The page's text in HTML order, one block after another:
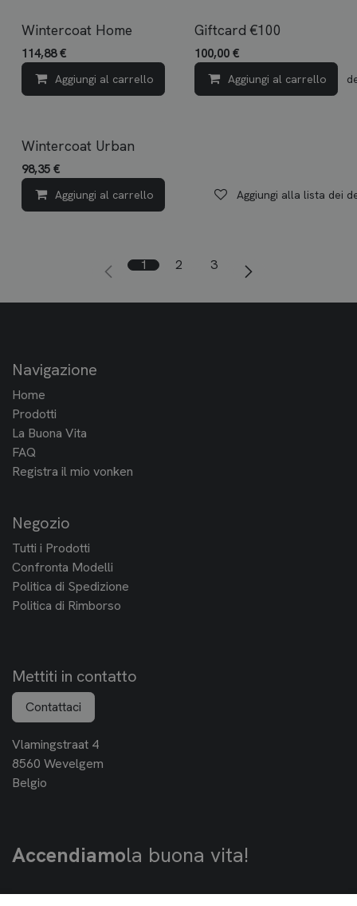
Wintercoat Home
114,88€
Aggiungi al carrello Aggiungi alla lista dei
Giftcard €100
100,00€
Aggiungi al carrello
Wintercoat Urban
98,35 €
Aggiungi al carrello Aggiungi alla lista dei
1 2 3
Navigazione
Home
Prodotti
La Buona Vita
FAQ
Registra il mio vonken
Negozio
Tutti i Prodotti
Confronta Modelli
Politica di Spedizione
Politica di Rimborso
Mettiti in contatto
Contattaci
Vlamingstraat 4
8560 Wevelgem
Belgio
Accendiamola buona vita!